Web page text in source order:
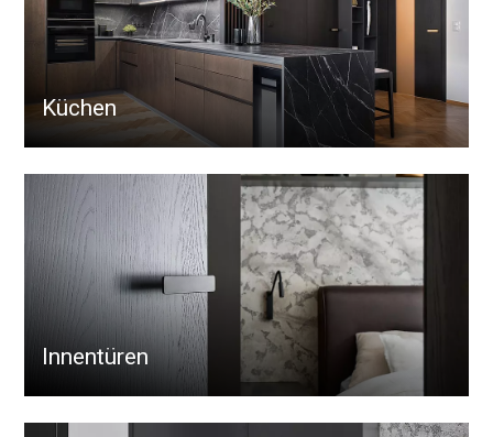
Küchen
Innentüren